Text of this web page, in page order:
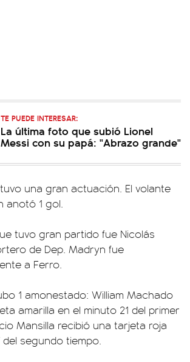
TE PUEDE INTERESAR:
La última foto que subió Lionel
Messi con su papá: "Abrazo grande"
una gran actuación. El volante
anotó 1 gol.
tuvo gran partido fue Nicolás
de Dep. Madryn fue
a Ferro.
1 amonestado: William Machado
amarilla en el minuto 21 del primer
Mansilla recibió una tarjeta roja
segundo tiempo.